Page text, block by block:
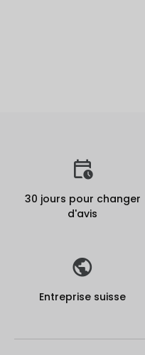
30 jours pour changer
d'avis
Entreprise suisse